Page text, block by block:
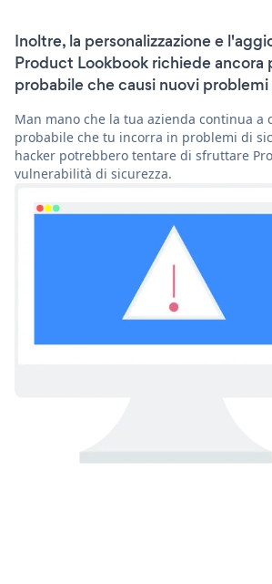
Inoltre, la personalizzazione e
Product Lookbook richiede ancora
probabile che causi nuovi
Man mano che la tua azienda continua a
probabile che tu incorra in problemi di
hacker potrebbero tentare di sfruttare
vulnerabilità di sicurezza.